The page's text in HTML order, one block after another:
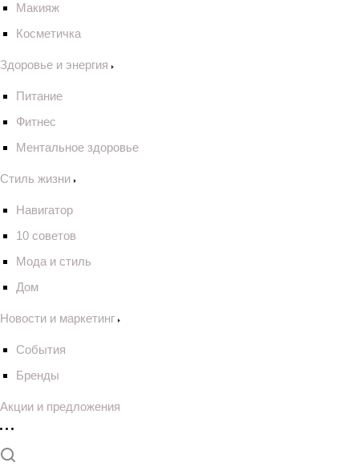
Макияж
Косметичка
Здоровье и энергия
Питание
Фитнес
Ментальное здоровье
Стиль жизни
Навигатор
10 советов
Мода и стиль
Дом
Новости и маркетинг
События
Бренды
Акции и предложения